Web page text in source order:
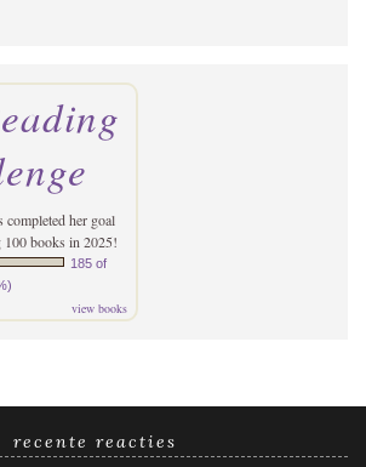
completed her goal
100 books in 2025!
185 of
view books
recente reacties